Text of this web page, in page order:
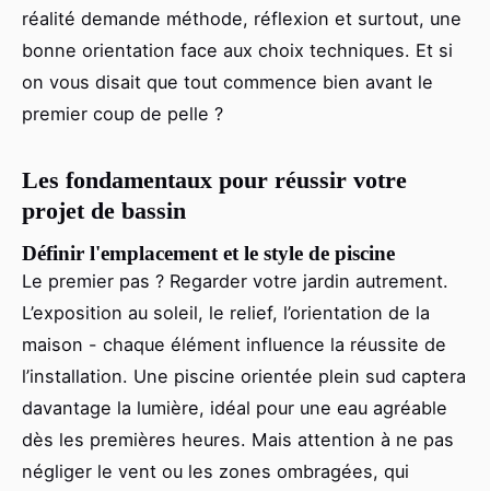
réalité demande méthode, réflexion et surtout, une
bonne orientation face aux choix techniques. Et si
on vous disait que tout commence bien avant le
premier coup de pelle ?
Les fondamentaux pour réussir votre
projet de bassin
Définir l'emplacement et le style de piscine
Le premier pas ? Regarder votre jardin autrement.
L’exposition au soleil, le relief, l’orientation de la
maison - chaque élément influence la réussite de
l’installation. Une piscine orientée plein sud captera
davantage la lumière, idéal pour une eau agréable
dès les premières heures. Mais attention à ne pas
négliger le vent ou les zones ombragées, qui